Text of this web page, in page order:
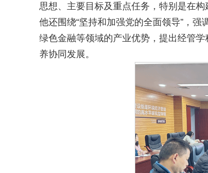
思想、主要目标及重点任务，特别是在
他还围绕“坚持和加强党的全面领导”，
绿色金融等领域的产业优势，提出经管
养协同发展。